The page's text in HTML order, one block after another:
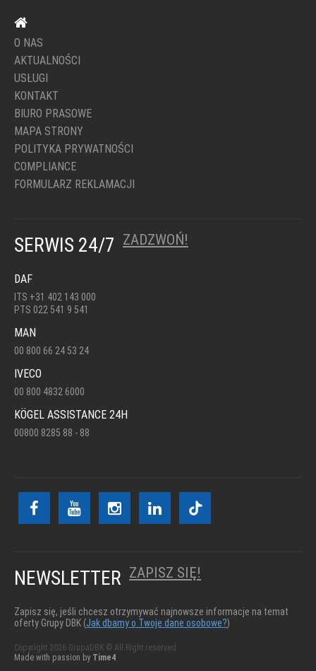
O NAS
AKTUALNOŚCI
USŁUGI
KONTAKT
BIURO PRASOWE
MAPA STRONY
POLITYKA PRYWATNOŚCI
COMPLIANCE
FORMULARZ REKLAMACJI
SERWIS 24/7 ZADZWOŃ!
DAF
ITS +31 402 143 000
PTS 022 541 9 541
MAN
00 800 66 24 53 24
IVECO
00 800 4832 6000
KÖGEL ASSISTANCE 24H
00800 8285 88 - 88
NEWSLETTER ZAPISZ SIĘ!
Zapisz się, jeśli chcesz otrzymywać najnowsze informacje na temat
oferty Grupy DBK (Jak dbamy o Twoje dane osobowe?)
Copyright 2026 GrupaDBK © All Right reserved
Made with passion by Time4